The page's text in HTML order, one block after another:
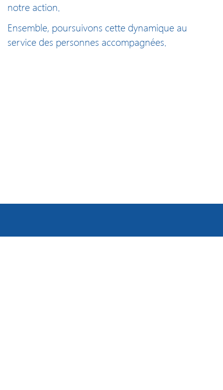
notre action.
Ensemble, poursuivons cette dynamique au
service des personnes accompagnées.